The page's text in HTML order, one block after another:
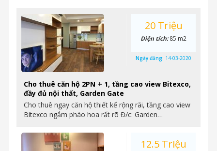
Cho thuê căn hộ 2PN + 1, tầng cao view Bitexco,
đầy đủ nội thất, Garden Gate
Cho thuê ngay căn hộ thiết kế rộng rãi, tầng cao view
Bitexco ngắm pháo hoa rất rõ Đ/c: Garden…
20 Triệu
Diện tích:85 m2
Ngày đăng: 14-03-2020
12.5 Triệu